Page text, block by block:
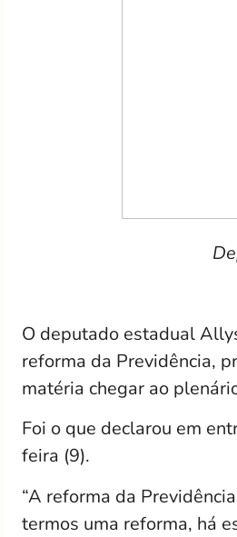
O deputado estadual
reforma da Previdência,
matéria chegar ao
Foi o que declarou em
feira (9).
“A reforma da
termos uma reforma, há